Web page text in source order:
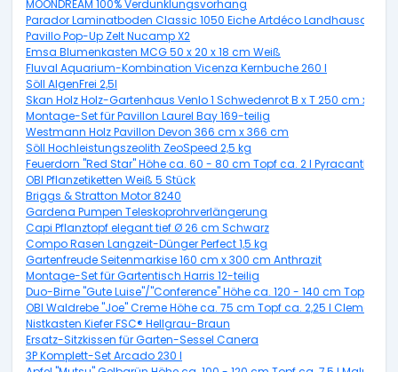
MOONDREAM 100% Verdunklungsvorhang
Parador Laminatboden Classic 1050 Eiche Artdéco Landhausdiele
Pavillo Pop-Up Zelt Nucamp X2
Emsa Blumenkasten MCG 50 x 20 x 18 cm Weiß
Fluval Aquarium-Kombination Vicenza Kernbuche 260 l
Söll AlgenFrei 2,5l
Skan Holz Holz-Gartenhaus Venlo 1 Schwedenrot B x T 250 cm x 250
Montage-Set für Pavillon Laurel Bay 169-teilig
Westmann Holz Pavillon Devon 366 cm x 366 cm
Söll Hochleistungszeolith ZeoSpeed 2,5 kg
Feuerdorn "Red Star" Höhe ca. 60 - 80 cm Topf ca. 2 l Pyracantha
OBI Pflanzetiketten Weiß 5 Stück
Briggs & Stratton Motor 8240
Gardena Pumpen Teleskoprohrverlängerung
Capi Pflanztopf elegant tief Ø 26 cm Schwarz
Compo Rasen Langzeit-Dünger Perfect 1,5 kg
Gartenfreude Seitenmarkise 160 cm x 300 cm Anthrazit
Montage-Set für Gartentisch Harris 12-teilig
Duo-Birne "Gute Luise"/"Conference" Höhe ca. 120 - 140 cm Topf ca.
OBI Waldrebe "Joe" Creme Höhe ca. 75 cm Topf ca. 2,25 l Clematis
Nistkasten Kiefer FSC® Hellgrau-Braun
Ersatz-Sitzkissen für Garten-Sessel Canera
3P Komplett-Set Arcado 230 l